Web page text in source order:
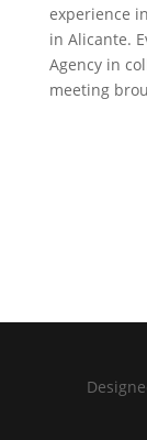
experience
in Alicante.
Agency in
meeting